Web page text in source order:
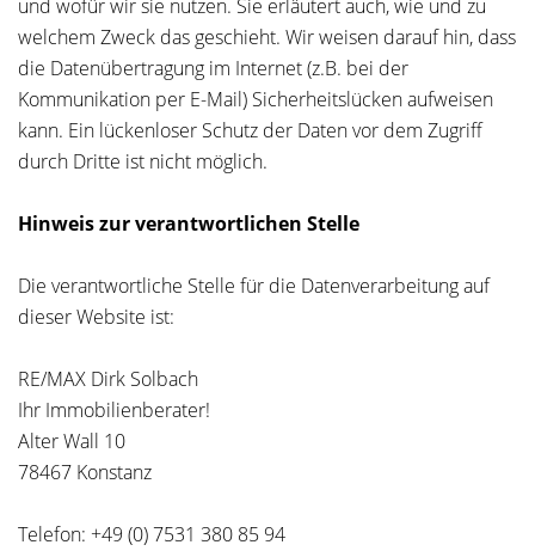
und wofür wir sie nutzen. Sie erläutert auch, wie und zu
welchem Zweck das geschieht. Wir weisen darauf hin, dass
die Datenübertragung im Internet (z.B. bei der
Kommunikation per E-Mail) Sicherheitslücken aufweisen
kann. Ein lückenloser Schutz der Daten vor dem Zugriff
durch Dritte ist nicht möglich.
Hinweis zur verantwortlichen Stelle
Die verantwortliche Stelle für die Datenverarbeitung auf
dieser Website ist:
RE/MAX Dirk Solbach
Ihr Immobilienberater!
Alter Wall 10
78467 Konstanz
Telefon: +49 (0) 7531 380 85 94